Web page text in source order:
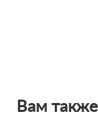
Вам